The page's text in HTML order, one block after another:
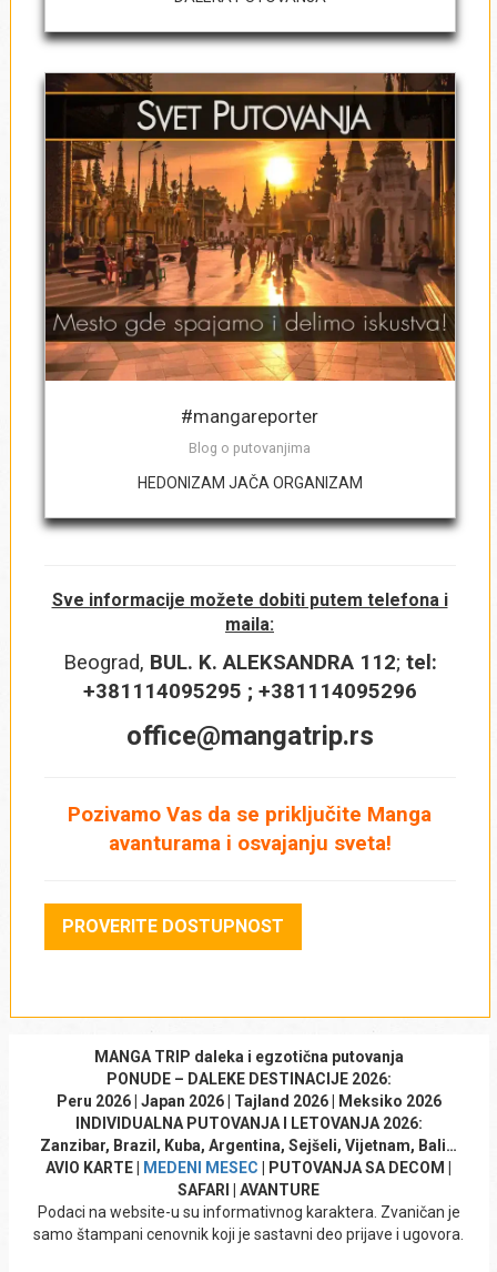
Ako je u pitanju grupa, navedite broj
Naraniji datum polaska na putovanje*
Najkasniji datum povratka sa putovanja
Broj noćenja*
Grad iz kojeg biste želeli da letite *
Kategorija smeštaja*
5*
4*
3*
Hotel
Resort
Apartmani
Vrsta usluge *
#mangareporter
Blog o putovanjima
HEDONIZAM JAČA ORGANIZAM
Sve informacije možete dobiti putem telefona i
maila:
Beograd, BUL. K. ALEKSANDRA 112; tel:
+381114095295 ; +381114095296
office@mangatrip.rs
Pozivamo Vas da se priključite Manga
avanturama i osvajanju sveta!
PROVERITE DOSTUPNOST
MANGA TRIP daleka i egzotična putovanja
PONUDE – DALEKE DESTINACIJE 2026:
Peru 2026 | Japan 2026 | Tajland 2026 | Meksiko 2026
INDIVIDUALNA PUTOVANJA I LETOVANJA 2026:
Zanzibar, Brazil, Kuba, Argentina, Sejšeli, Vijetnam, Bali…
AVIO KARTE |
MEDENI MESEC | PUTOVANJA SA DECOM |
SAFARI | AVANTURE
Podaci na website-u su informativnog karaktera. Zvaničan je
samo štampani cenovnik koji je sastavni deo prijave i ugovora.